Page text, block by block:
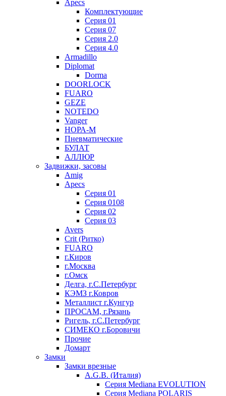
Apecs
Комплектующие
Серия 01
Серия 07
Серия 2.0
Серия 4.0
Armadillo
Diplomat
Dorma
DOORLOCK
FUARO
GEZE
NOTEDO
Vanger
НОРА-М
Пневматические
БУЛАТ
АЛЛЮР
Задвижки, засовы
Amig
Apecs
Серия 01
Серия 0108
Серия 02
Серия 03
Avers
Crit (Ритко)
FUARO
г.Киров
г.Москва
г.Омск
Делга, г.С.Петербург
КЭМЗ г.Ковров
Металлист г.Кунгур
ПРОСАМ, г.Рязань
Ригель, г.С.Петербург
СИМЕКО г.Боровичи
Прочие
Домарт
Замки
Замки врезные
A.G.B. (Италия)
Серия Mediana EVOLUTION
Серия Mediana POLARIS